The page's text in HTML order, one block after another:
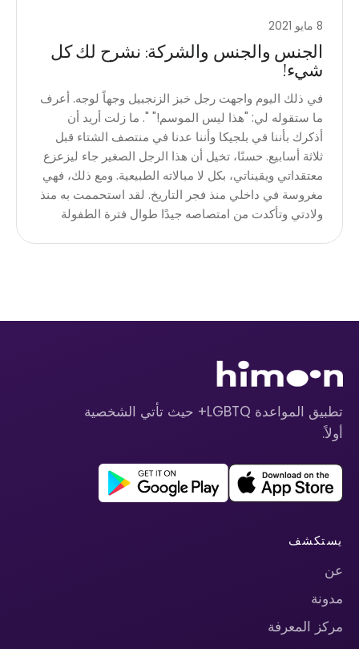
8 مايو 2021
الجنس والجنس والشركة: نشرح لك كل
شيء!
في ذلك اليوم واجهت رجل خبز الزنجبيل وجهاً لوجه. أعرف
ما ستقوله لي: "هذا ليس الموسم!" ". ما زلت أريد أن
أذكرك بأننا في بلجيكا وأننا عدنا في منتصف الشتاء قبل
ثلاثة أسابيع. حسنًا، تخيل أن هذا الرجل الصغير جاء ليزعزع
معتقداتي ويقيناتي، بكل لا مبالاته الطبيعية. ومع ذلك، فهي
مغروسة في داخلي منذ فجر التاريخ. لقد استحممت به منذ
ولادتي وتأكدت من امتصاصه جيدًا طوال فترة الطفولة
تطبيق المواعدة LGBTQ+ حيث تأتي الشخصية
أولاً.
يستكشف
عن
مدونة
مركز المعرفة